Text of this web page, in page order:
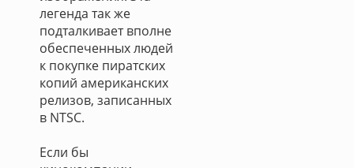
легенда так же
подталкивает вполне
обеспеченных людей
к покупке пиратских
копий американских
релизов, записанных
в NTSC.
Если бы